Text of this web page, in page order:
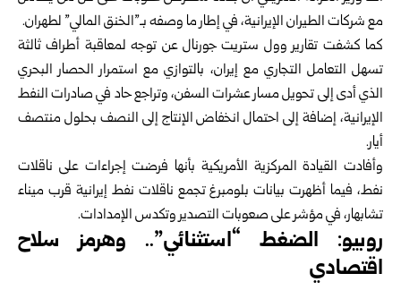
مع شركات الطيران الإيرانية، في إطار ما وصفه بـ”الخنق المالي” لطهران.
كما كشفت تقارير وول ستريت جورنال عن توجه لمعاقبة أطراف ثالثة
تسهل التعامل التجاري مع إيران، بالتوازي مع استمرار الحصار البحري
الذي أدى إلى تحويل مسار عشرات السفن، وتراجع حاد في صادرات النفط
الإيرانية، إضافة إلى احتمال انخفاض الإنتاج إلى النصف بحلول منتصف
أيار.
وأفادت القيادة المركزية الأمريكية بأنها فرضت إجراءات على ناقلات
نفط، فيما أظهرت بيانات بلومبرغ تجمع ناقلات نفط إيرانية قرب ميناء
تشابهار، في مؤشر على صعوبات التصدير وتكدس الإمدادات.
روبيو: الضغط “استثنائي”.. وهرمز سلاح
اقتصادي